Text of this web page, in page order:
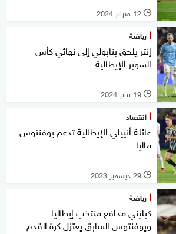
l 12 فبراير 2024
رياضة
إنتر يلحق بنابولي إلى نهائي كأس
السوبر الإيطالية
l 19 يناير 2024
اقتصاد
عائلة أنييلي الإيطالية تدعم يوفنتوس
ماليا
l 29 ديسمبر 2023
رياضة
كيليني مدافع منتخب إيطاليا
ويوفنتوس السابق يعتزل كرة القدم‭